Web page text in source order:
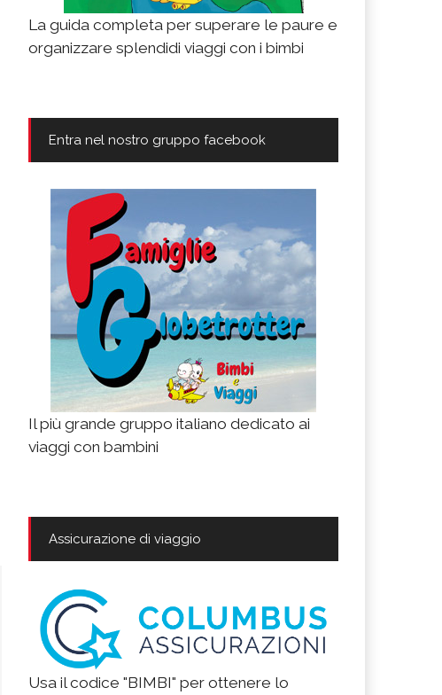
La guida completa per superare le paure e
organizzare splendidi viaggi con i bimbi
Entra nel nostro gruppo facebook
Il più grande gruppo italiano dedicato ai
viaggi con bambini
Assicurazione di viaggio
Usa il codice "BIMBI" per ottenere lo